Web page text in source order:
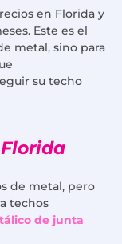
en Florida y
Este es el
metal, sino para
su techo
de metal, pero
techos
de junta